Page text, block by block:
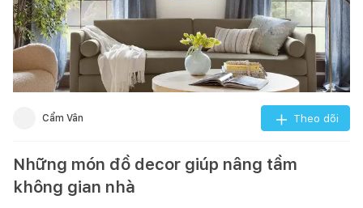
Cẩm Vân Theo dõi
Những món đồ decor giúp nâng tầm
không gian nhà